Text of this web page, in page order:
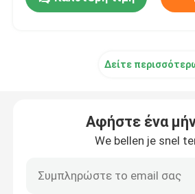
Δείτε
Αφήστε ένα
We bellen je snel